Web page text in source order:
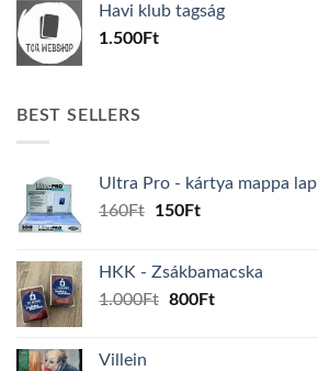
600Ft.100Ft.
Havi klub tagság
1.500Ft
BEST SELLERS
Ultra Pro - kártya mappa lap
160Ft
Original
160Ft.
150FtCurrent
150Ft.
HKK - Zsákbamacska
1.000Ft Original
800FtCurrent
Villein